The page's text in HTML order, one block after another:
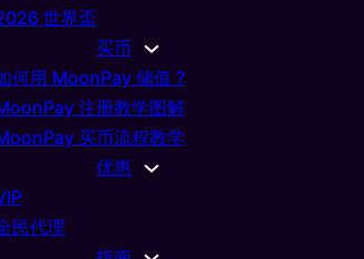
世界盃
买币
何用 MoonPay 储值 ?
注册教学图解
买币流程教学
优惠
民代理